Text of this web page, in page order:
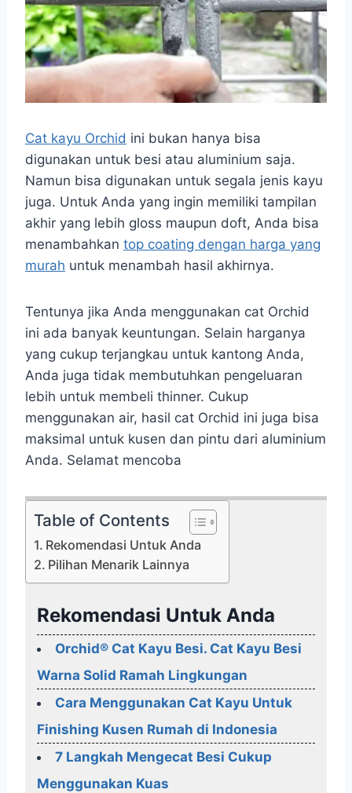
Cat kayu Orchid ini bukan hanya bisa
digunakan untuk besi atau aluminium saja.
Namun bisa digunakan untuk segala jenis kayu
juga. Untuk Anda yang ingin memiliki tampilan
akhir yang lebih gloss maupun doft, Anda bisa
menambahkan top coating dengan harga yang
murah untuk menambah hasil akhirnya.
Tentunya jika Anda menggunakan cat Orchid
ini ada banyak keuntungan. Selain harganya
yang cukup terjangkau untuk kantong Anda,
Anda juga tidak membutuhkan pengeluaran
lebih untuk membeli thinner. Cukup
menggunakan air, hasil cat Orchid ini juga bisa
maksimal untuk kusen dan pintu dari aluminium
Anda. Selamat mencoba
Table of Contents
Rekomendasi Untuk Anda
Pilihan Menarik Lainnya
Rekomendasi Untuk Anda
Orchid® Cat Kayu Besi. Cat Kayu Besi
Warna Solid Ramah Lingkungan
Cara Menggunakan Cat Kayu Untuk
Finishing Kusen Rumah di Indonesia
7 Langkah Mengecat Besi Cukup
Menggunakan Kuas